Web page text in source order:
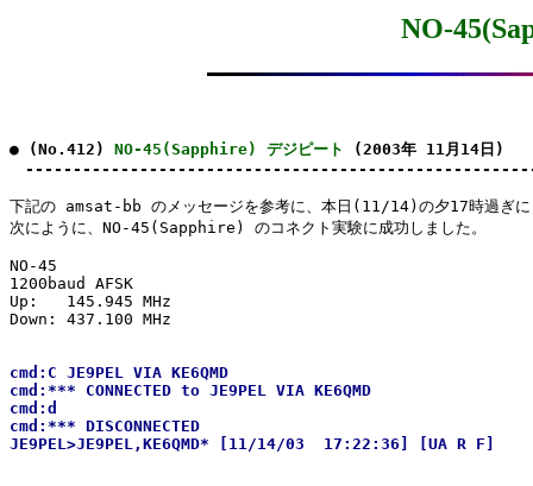
NO-
● (No.412) NO-45(Sapphire) デジピート
(2003年 11月14日)
下記の amsat-bb のメッセージを参考に、本日(11/14)の夕17時過ぎに
次にように、NO-45(Sapphire) のコネクト実験に成功しました。
NO-45
1200baud AFSK
Up:   145.945 MHz
Down: 437.100 MHz
cmd:C JE9PEL VIA KE6QMD
cmd:*** CONNECTED to JE9PEL VIA KE6QMD
cmd:d
cmd:*** DISCONNECTED